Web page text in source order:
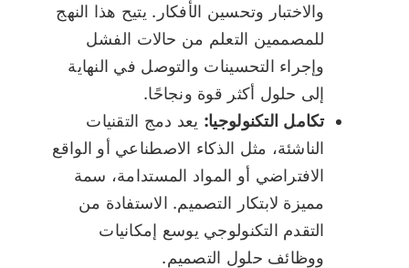
والاختبار وتحسين الأفكار. يتيح هذا النهج
للمصممين التعلم من حالات الفشل
وإجراء التحسينات والتوصل في النهاية
إلى حلول أكثر قوة ونجاحًا.
تكامل التكنولوجيا: يعد دمج التقنيات
الناشئة، مثل الذكاء الاصطناعي أو الواقع
الافتراضي أو المواد المستدامة، سمة
مميزة لابتكار التصميم. الاستفادة من
التقدم التكنولوجي يوسع إمكانيات
ووظائف حلول التصميم.